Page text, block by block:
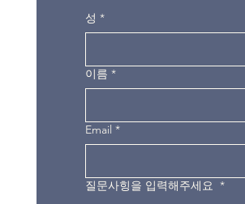
성 *
이름 *
Email *
질문사힝을 입력해주세요 *